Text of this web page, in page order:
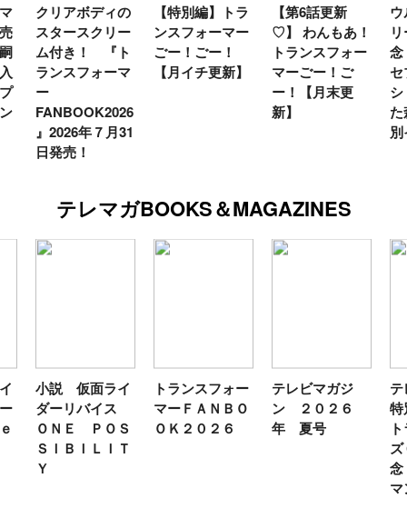
クリアボディの
スタースクリー
ム付き！ 『ト
ランスフォーマ
ー
FANBOOK2026
』2026年７月31
日発売！
【特別編】トラ
ンスフォーマー
ごー！ごー！
【月イチ更新】
【第6話更新
♡】 わんもあ！
トランスフォー
マーごー！ご
ー！【月末更
新】
テレマガBOOKS＆MAGAZINES
小説 仮面ライ
ダーリバイス
ＯＮＥ ＰＯＳ
ＳＩＢＩＬＩＴ
Ｙ
トランスフォー
マーＦＡＮＢＯ
ＯＫ２０２６
テレビマガジ
ン ２０２６
年 夏号